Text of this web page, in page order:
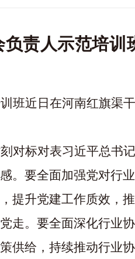
责人示范培训
近日在河南红旗渠干
对标对表习近平总书
。要全面加强党对行
提升党建工作质效，
走。要全面深化行业协
供给，持续推动行业